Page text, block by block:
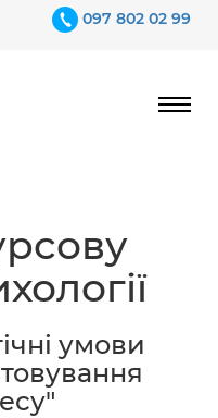
097 802 02 99
умови